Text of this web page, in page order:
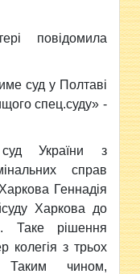
повідомила
суд у Полтаві
спец.суду» -
суд України з
справ
Геннадія
Харкова до
Таке рішення
колегія з трьох
Таким чином,